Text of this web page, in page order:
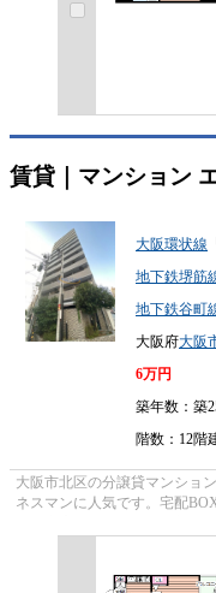
賃貸｜マンション
大阪環状線
地下鉄堺筋
地下鉄谷町
大阪府大阪
6万円
築年数：築
階数：12階
大阪市北区の分譲貸マンショ
ネスマンに人気です。宅配